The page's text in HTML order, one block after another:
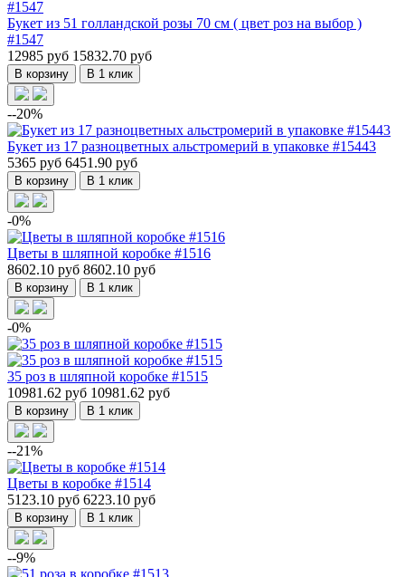
Букет из 51 голландской розы 70 см ( цвет роз на выбор )
#1547
12985 руб 15832.70 руб
В корзину В 1 клик
--20%
Букет из 17 разноцветных альстромерий в упаковке #15443
5365 руб 6451.90 руб
В корзину В 1 клик
-0%
Цветы в шляпной коробке #1516
8602.10 руб 8602.10 руб
В корзину В 1 клик
-0%
35 роз в шляпной коробке #1515
10981.62 руб 10981.62 руб
В корзину В 1 клик
--21%
Цветы в коробке #1514
5123.10 руб 6223.10 руб
В корзину В 1 клик
--9%